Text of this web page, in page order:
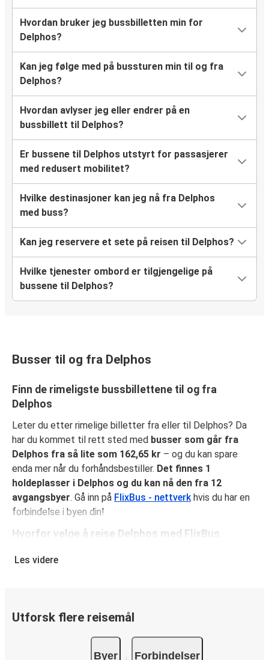
Hvordan bruker jeg bussbilletten min for
Delphos?
Kan jeg følge med på bussturen min til og fra
Delphos?
Hvordan avlyser jeg eller endrer på en
bussbillett til Delphos?
Er bussene til Delphos utstyrt for passasjerer
med redusert mobilitet?
Hvilke destinasjoner kan jeg nå fra Delphos
med buss?
Kan jeg reservere et sete på reisen til Delphos?
Hvilke tjenester ombord er tilgjengelige på
bussene til Delphos?
Busser til og fra Delphos
Finn de rimeligste bussbillettene til og fra
Delphos
Leter du etter rimelige billetter fra eller til Delphos? Da
har du kommet til rett sted med busser som går fra
Delphos fra så lite som 162,65 kr – og du kan spare
enda mer når du forhåndsbestiller. Det finnes 1
holdeplasser i Delphos og du kan nå den fra 12
avgangsbyer. Gå inn på FlixBus - nettverkhvis du har en
forbindelse i byen din!
Hvorfor velge å reise Delphos med FlixBus
FlixBus kombinerer rimelige priser med komfort for å gi en
favorittsete når du reserverer billetten din, som inkluderer
Hvordan reservere bussbillett til eller fra Delphos
Les videre
Utforsk flere reisemål
Byer Forbindelser